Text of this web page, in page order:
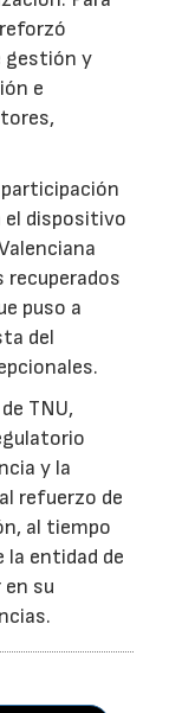
gestión y
e
el dispositivo
puso a
del
TNU,
y la
refuerzo de
al tiempo
la entidad de
su